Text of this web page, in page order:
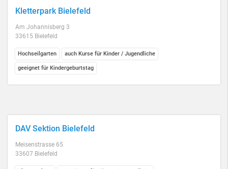
Kletterpark Bielefeld
Am Johannisberg 3
33615 Bielefeld
Hochseilgarten auch Kurse für Kinder / Jugendliche
geeignet für Kindergeburtstag
DAV Sektion Bielefeld
Meisenstrasse 65
33607 Bielefeld